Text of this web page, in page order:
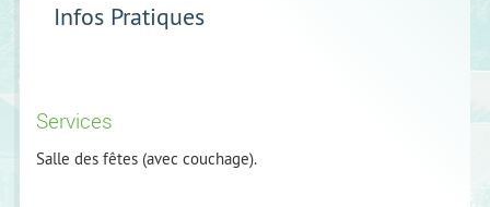
Infos Pratiques
Services
Salle des fêtes (avec couchage).